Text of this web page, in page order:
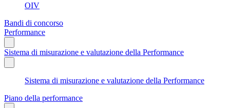
OIV
Bandi di concorso
Performance
Sistema di misurazione e valutazione della Performance
Sistema di misurazione e valutazione della Performance
Piano della performance